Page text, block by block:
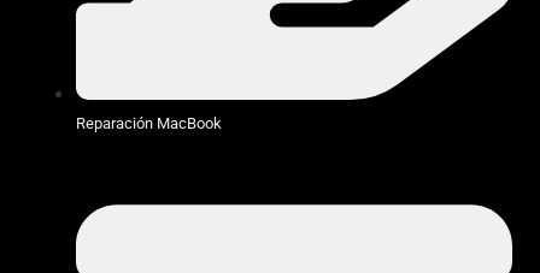
Reparación MacBook